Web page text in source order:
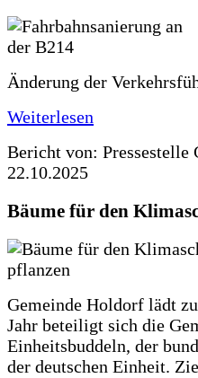
Änderung der
Weiterlesen
Bericht von: Pressestelle
22.10.2025
Bäume für den
Gemeinde Holdorf lädt
Jahr beteiligt sich die
Einheitsbuddeln, der
der deutschen Einheit.